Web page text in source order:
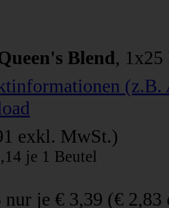
Blend, 1x25
exkl. MwSt.)
je 1 Beutel
nur je € 3,39 (€ 2,83